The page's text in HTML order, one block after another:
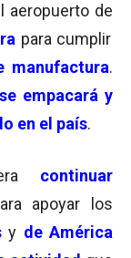
aeropuerto de
para cumplir
manufactura.
se empacará y
en el país.
continuar
apoyar los
y de América